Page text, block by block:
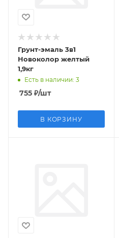
Грунт-эмаль 3в1
Новоколор желтый
1,9кг
Есть в наличии: 3
755 ₽/шт
В КОРЗИНУ